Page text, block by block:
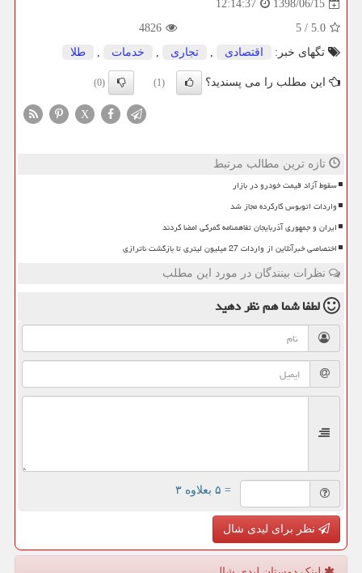
1398/06/15
12:14:37
5.0
/
5
4826
تگهای خبر:
اقتصادی , تجاری , خدمات , طلا
این مطلب را می پسندید؟ (1)
(0)
X
تازه ترین مطالب مرتبط
سقوط آزاد قیمت خودرو در بازار
واردات اتوبوس کارکرده مجاز شد
ایران و جمهوری آذربایجان تفاهمنامه گمرکی امضا کردند
اختصاصی خبرآنلاین از واردات 27 میلیون لیتری تا بازگشت ناترازی
نظرات بینندگان در مورد این مطلب
لطفا شما همنظر دهید
= ۵ بعلاوه ۳
نظر برای لیدی شال